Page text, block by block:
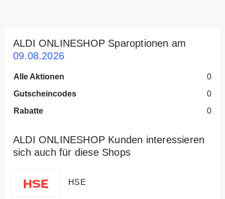
ALDI ONLINESHOP Sparoptionen am
09.08.2026
Alle Aktionen
0
Gutscheincodes
0
Rabatte
0
ALDI ONLINESHOP Kunden interessieren
sich auch für diese Shops
HSE